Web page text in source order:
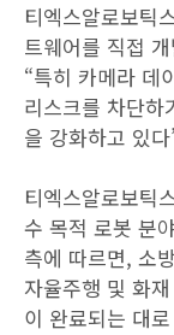
티엑스알로보틱
트웨어를 직접
“특히 카메라 데
리스크를 차단하
을 강화하고 있
티엑스알로보틱
수 목적 로봇 분
측에 따르면, 소
자율주행 및 화
이 완료되는 대